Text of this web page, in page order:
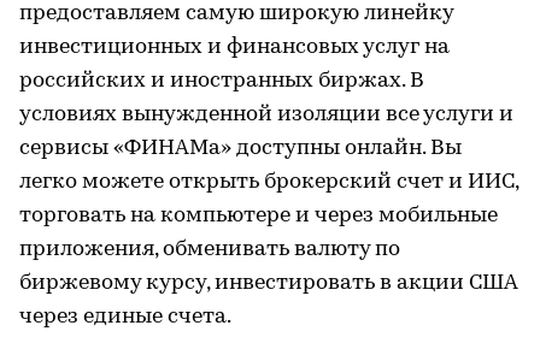
предоставляем самую широкую линейку
инвестиционных и финансовых услуг на
российских и иностранных биржах. В
условиях вынужденной изоляции все услуги и
сервисы «ФИНАМа» доступны онлайн. Вы
легко можете открыть брокерский счет и ИИС,
торговать на компьютере и через мобильные
приложения, обменивать валюту по
биржевому курсу, инвестировать в акции США
через единые счета.